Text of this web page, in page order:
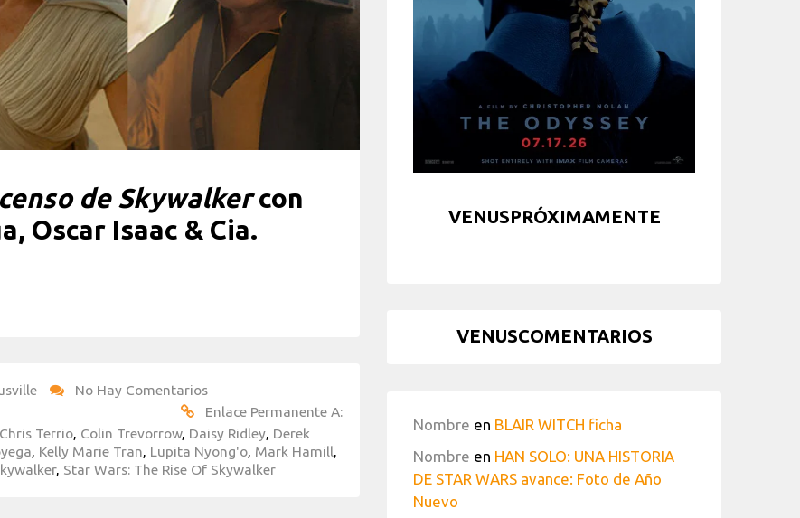
de Skywalkercon
Oscar Isaac & Cia.
No Hay Comentarios
Enlace Permanente A:
Chris Terrio, Colin Trevorrow, Daisy Ridley, Derek
, Kelly Marie Tran, Lupita Nyong'o, Mark Hamill,
, Star Wars: The Rise Of Skywalker
VENUSPRÓXIMAMENTE
VENUSCOMENTARIOS
Nombre en BLAIR WITCH ficha
Nombre en HAN SOLO: UNA HISTORIA
DE STAR WARS avance: Foto de Año
Nuevo